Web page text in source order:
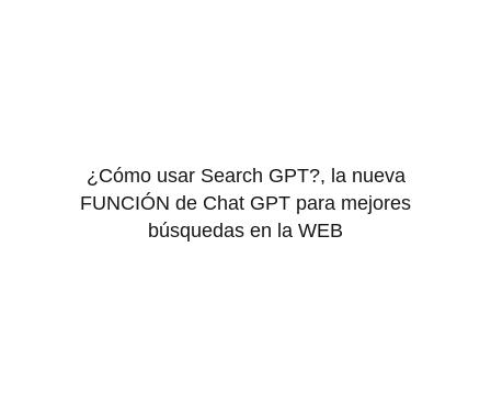
¿Cómo usar Search GPT?, la nueva
FUNCIÓN de Chat GPT para mejores
búsquedas en la WEB